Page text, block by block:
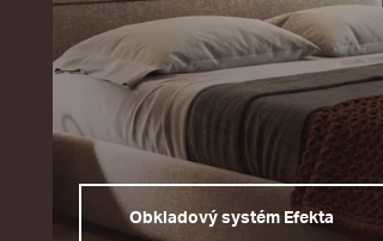
Obkladový systém Efekta